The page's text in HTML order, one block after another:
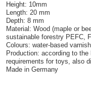
Height: 10mm
Length: 20 mm
Depth: 8 mm
Material: Wood (maple or
sustainable forestry PEFC,
Colours: water-based varnish
Production: according to
requirements for toys, also
Made in Germany